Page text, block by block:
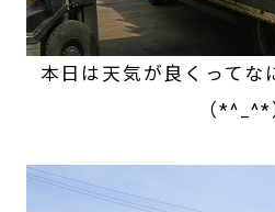
本日は天気が良くってな
（*^_^*